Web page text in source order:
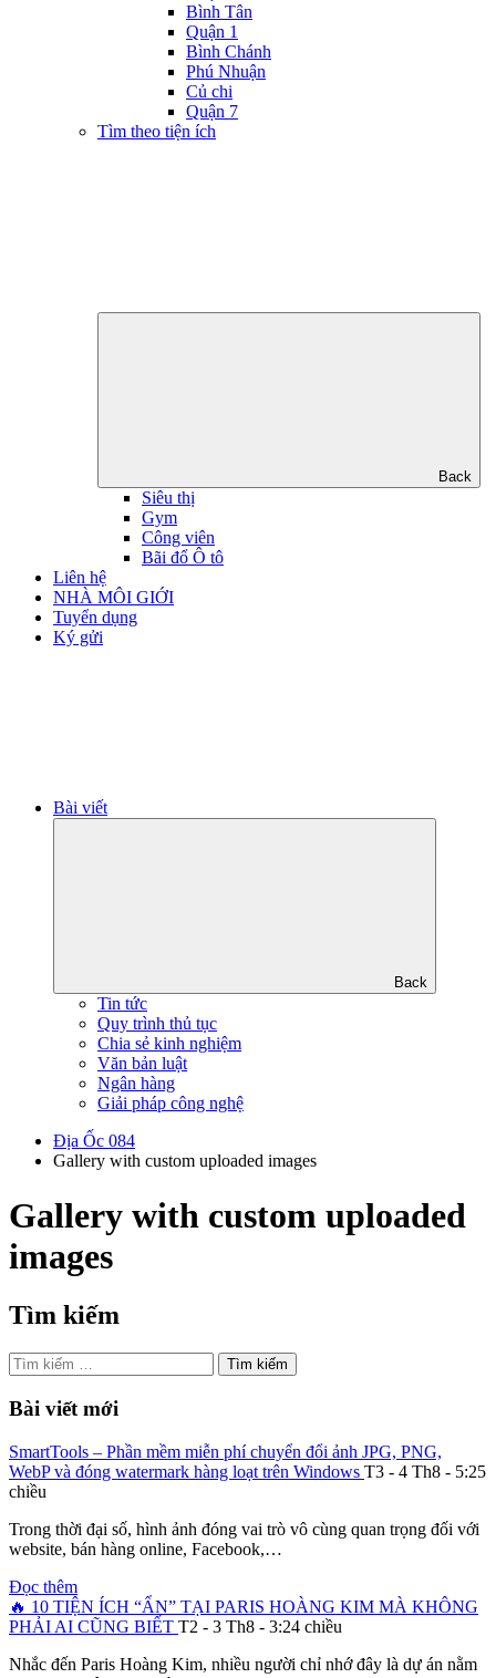
Bình Tân
Quận 1
Bình Chánh
Phú Nhuận
Củ chi
Quận 7
Tìm theo tiện ích
Back
Siêu thị
Gym
Công viên
Bãi đổ Ô tô
Liên hệ
NHÀ MÔI GIỚI
Tuyển dụng
Ký gửi
Bài viết
Back
Tin tức
Quy trình thủ tục
Chia sẻ kinh nghiệm
Văn bản luật
Ngân hàng
Giải pháp công nghệ
Địa Ốc 084
Gallery with custom uploaded images
Gallery with custom uploaded
images
Tìm kiếm
Tìm
kiếm
cho:
Bài viết mới
SmartTools – Phần mềm miễn phí chuyển đổi ảnh JPG, PNG,
WebP và đóng watermark hàng loạt trên Windows T3 - 4 Th8 - 5:25
chiều
Trong thời đại số, hình ảnh đóng vai trò vô cùng quan trọng đối với
website, bán hàng online, Facebook,…
Đọc thêm
🔥 10 TIỆN ÍCH “ẨN” TẠI PARIS HOÀNG KIM MÀ KHÔNG
PHẢI AI CŨNG BIẾT T2 - 3 Th8 - 3:24 chiều
Nhắc đến Paris Hoàng Kim, nhiều người chỉ nhớ đây là dự án nằm